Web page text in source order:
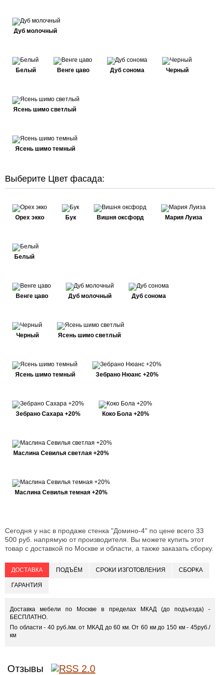
Дуб молочный
Белый Венге цаво Дуб сонома Черный
Ясень шимо светлый
Ясень шимо темный
Выберите Цвет фасада:
Орех экко Бук Вишня оксфорд Мария Луиза
Белый
Венге цаво Дуб молочный Дуб сонома
Черный Ясень шимо светлый
Ясень шимо темный Зебрано Нюанс +20%
Зебрано Сахара +20% Коко Бола +20%
Маслина Севилья светлая +20%
Маслина Севилья темная +20%
Сегодня у нас в продаже стенка "Домино-4" по цене всего 33
500 руб. напрямую от производителя. Вы можете купить этот
товар с доставкой по Москве и области, а также заказать сборку.
ДОСТАВКА ПОДЪЁМ СРОКИ ИЗГОТОВЛЕНИЯ СБОРКА
ГАРАНТИЯ
Доставка мебели по Москве в пределах МКАД (до подъезда) -
БЕСПЛАТНО.
По области - 40 руб./км. от МКАД до 60 км. От 60 км до 150 км - 45руб./
км
Отзывы